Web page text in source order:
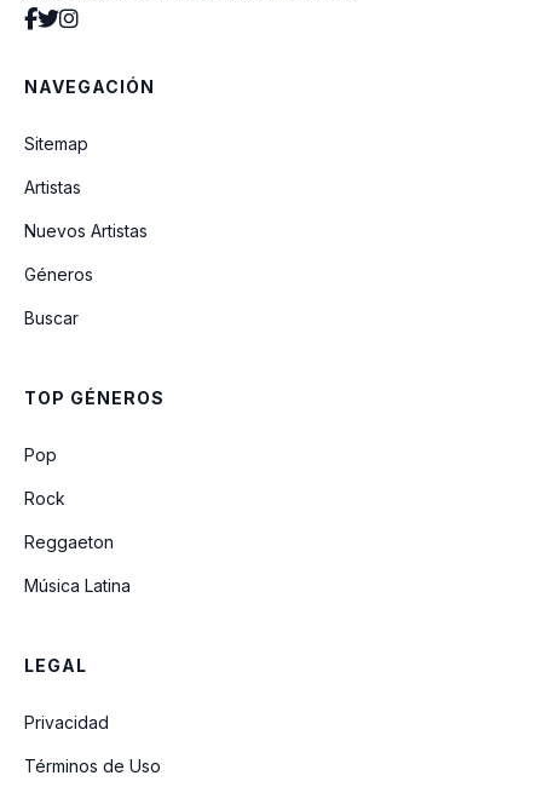
NAVEGACIÓN
Sitemap
Artistas
Nuevos Artistas
Géneros
Buscar
TOP GÉNEROS
Pop
Rock
Reggaeton
Música Latina
LEGAL
Privacidad
Términos de Uso